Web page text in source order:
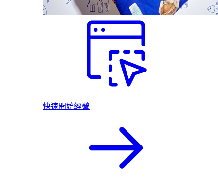
快速開始經營